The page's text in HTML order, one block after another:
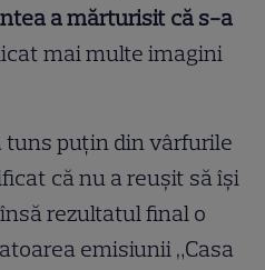
a mărturisit că s-a
mai multe imagini
puțin din vârfurile
că nu a reușit să își
rezultatul final o
emisiunii „Casa